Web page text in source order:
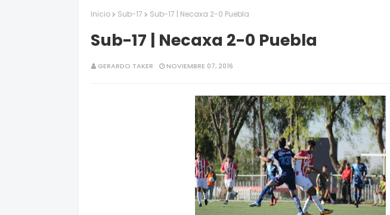
Inicio Sub-17 Sub-17 | Necaxa 2-0 Puebla
Sub-17 | Necaxa 2-0 Puebla
GERARDO TAKER NOVIEMBRE 07, 2016